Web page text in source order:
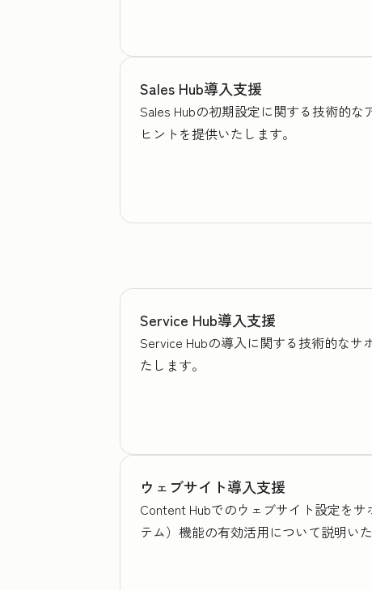
Sales Hub導入支援
Sales Hubの初期設定に関する技術的
ヒントを提供いたします。
Service Hub導入支援
Service Hubの導入に関する技術的な
たします。
ウェブサイト導入支援
Content Hubでのウェブサイト設定を
テム）機能の有効活用について説明いた